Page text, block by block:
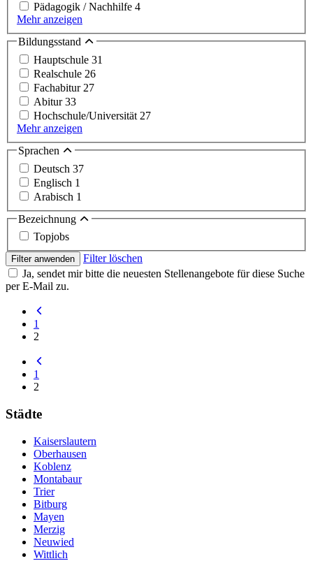
Pädagogik / Nachhilfe 4
Mehr anzeigen
Bildungsstand
Hauptschule 31
Realschule 26
Fachabitur 27
Abitur33
Hochschule/Universität 27
Mehr anzeigen
Sprachen
Deutsch 37
Englisch 1
Arabisch 1
Bezeichnung
Topjobs
Filter anwenden
Filter löschen
Ja, sendet mir bitte die neuesten Stellenangebote für diese Suche
per E-Mail zu.
1
2
1
2
Städte
Kaiserslautern
Oberhausen
Koblenz
Montabaur
Trier
Bitburg
Mayen
Merzig
Neuwied
Wittlich